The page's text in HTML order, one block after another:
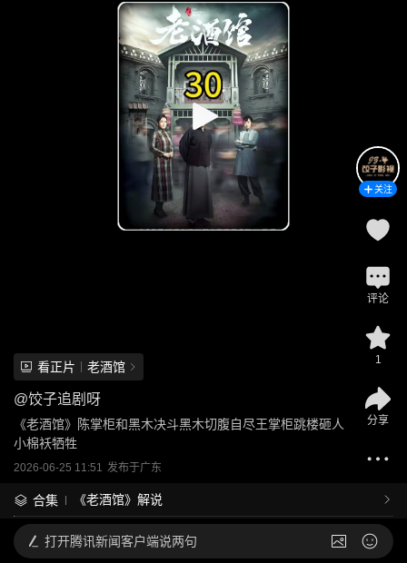
看正片 老酒馆
@饺子追剧呀
《老酒馆》陈掌柜和黑木决斗黑木切腹自尽王掌柜跳楼砸人
小棉袄牺牲
2026-06-25 11:51 发布于广东
合集 《老酒馆》解说
关注
评论
1
分享
打开腾讯新闻客户端说两句